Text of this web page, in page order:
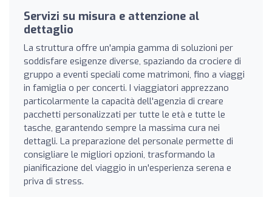
Servizi su misura e attenzione al
dettaglio
La struttura offre un'ampia gamma di soluzioni per
soddisfare esigenze diverse, spaziando da crociere di
gruppo a eventi speciali come matrimoni, fino a viaggi
in famiglia o per concerti. I viaggiatori apprezzano
particolarmente la capacità dell'agenzia di creare
pacchetti personalizzati per tutte le età e tutte le
tasche, garantendo sempre la massima cura nei
dettagli. La preparazione del personale permette di
consigliare le migliori opzioni, trasformando la
pianificazione del viaggio in un'esperienza serena e
priva di stress.